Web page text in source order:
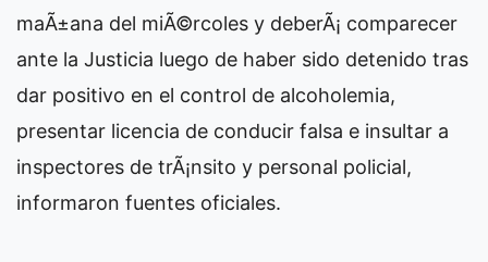
maÃ±ana del miÃ©rcoles y deberÃ¡ comparecer
ante la Justicia luego de haber sido detenido tras
dar positivo en el control de alcoholemia,
presentar licencia de conducir falsa e insultar a
inspectores de trÃ¡nsito y personal policial,
informaron fuentes oficiales.